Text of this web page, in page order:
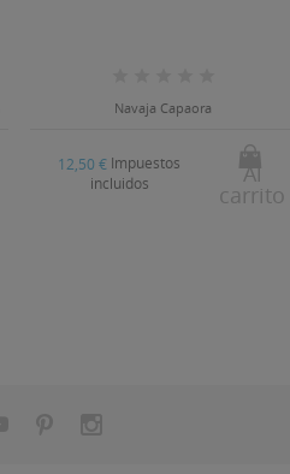
Navaja Capaora
12,50 € Impuestos
incluidos
Al
carrito